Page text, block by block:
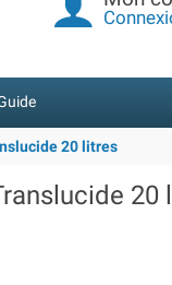
20 litres
20